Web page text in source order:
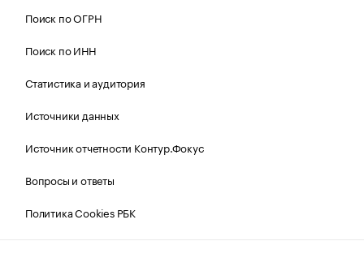
Поиск по ОГРН
Поиск по ИНН
Статистика и аудитория
Источники данных
Источник отчетности Контур.Фокус
Вопросы и ответы
Политика Cookies РБК